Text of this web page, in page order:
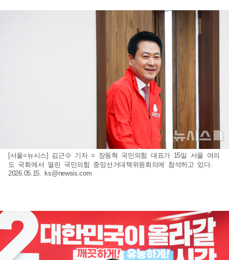
[서울=뉴시스] 김근수 기자 = 장동혁 국민의힘 대표가 15일 서울 여의
도 국회에서 열린 국민의힘 중앙선거대책위원회의에 참석하고 있다.
2026.05.15. ks@newsis.com